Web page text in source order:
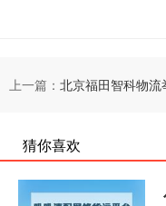
上一篇： 北京福田智科物
猜你喜欢